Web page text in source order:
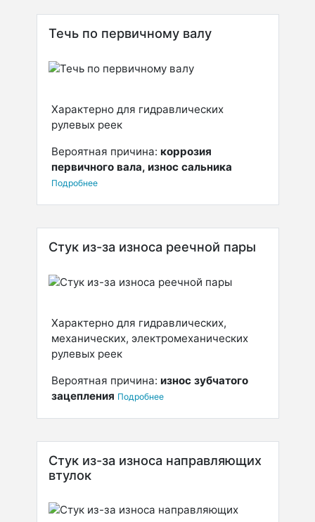
Течь по первичному валу
Характерно для гидравлических
рулевых реек
Вероятная причина: коррозия
первичного вала, износ сальника
Подробнее
Стук из-за износа реечной пары
Характерно для гидравлических,
механических, электромеханических
рулевых реек
Вероятная причина: износ зубчатого
зацепления Подробнее
Стук из-за износа направляющих
втулок